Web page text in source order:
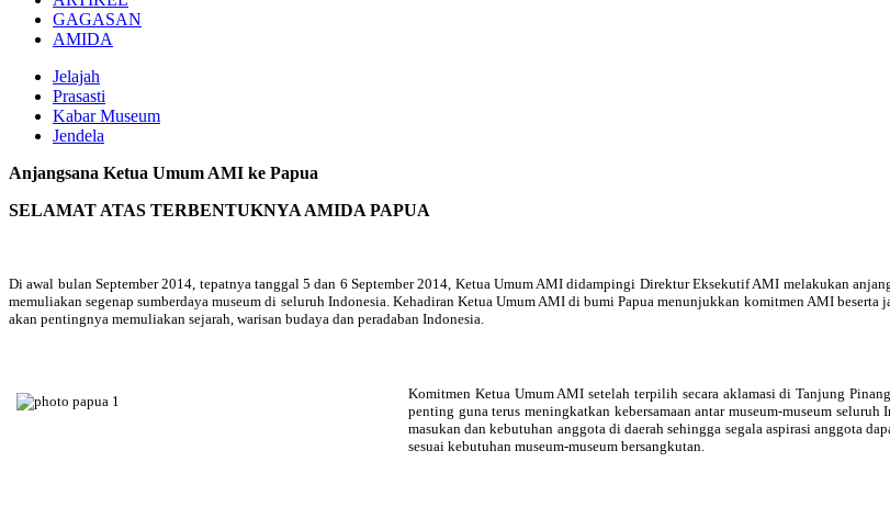
GAGASAN
AMIDA
Jelajah
Prasasti
Kabar Museum
Jendela
Anjangsana Ketua Umum AMI ke Papua
SELAMAT ATAS TERBENTUKNYA AMIDA PAPUA
Di awal bulan September 2014, tepatnya tanggal 5 dan 6 September 2014, Ketua Umum AMI didampingi Direktur Eksekutif AMI melakukan
memuliakan segenap sumberdaya museum di seluruh Indonesia. Kehadiran Ketua Umum AMI di bumi Papua menunjukkan komitmen AMI beserta
akan pentingnya memuliakan sejarah, warisan budaya dan peradaban Indonesia.
Komitmen Ketua Umum AMI setelah terpilih secara aklamasi di Tanjung
penting guna terus meningkatkan kebersamaan antar museum-museum
masukan dan kebutuhan anggota di daerah sehingga segala aspirasi anggota
sesuai kebutuhan museum-museum bersangkutan.